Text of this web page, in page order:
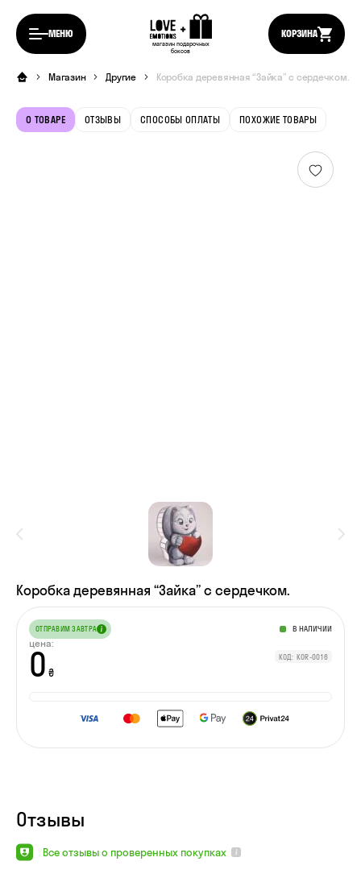
МЕНЮ
магазин подарочных
боксов
КОРЗИНА
Магазин Другие Коробка деревянная “Зайка” с сердечком.
О ТОВАРЕ ОТЗЫВЫ СПОСОБЫ ОПЛАТЫ ПОХОЖИЕ ТОВАРЫ
Коробка деревянная “Зайка” с сердечком.
ОТПРАВИМ ЗАВТРА В НАЛИЧИИ
КОД: KOR-0016
цена:
0 ₴
Отзывы
Все отзывы о проверенных покупках